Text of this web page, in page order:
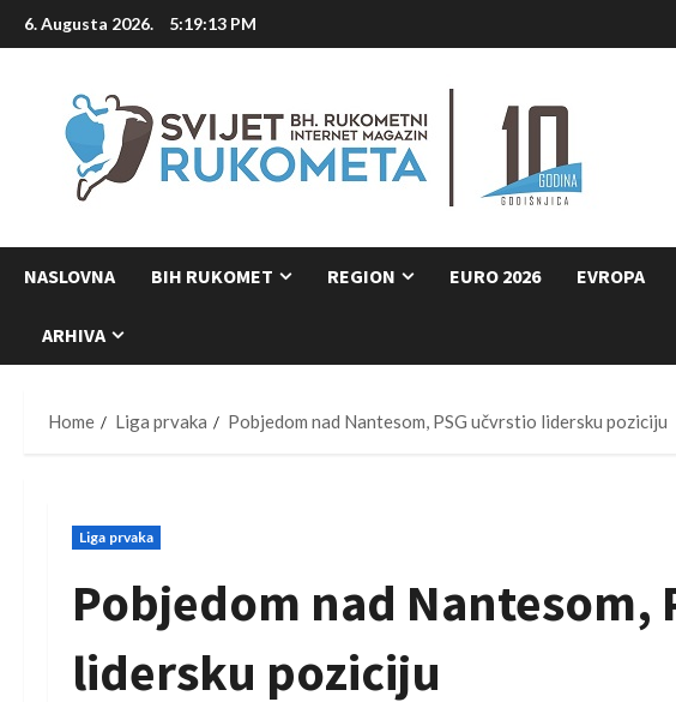
Skip
to
6. Augusta 2026. 5:19:14 PM
NASLOVNA BIH RUKOMET REGION EURO 2026 EVROPA
ARHIVA
Home Liga prvaka Pobjedom nad Nantesom, PSG učvrstio lidersku poziciju
Liga prvaka
Pobjedom nad Nantesom,
lidersku poziciju